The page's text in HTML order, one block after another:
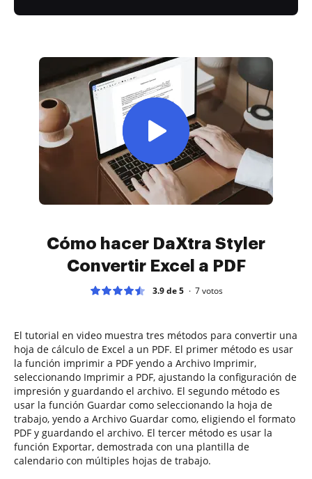
Cómo hacer DaXtra Styler
Convertir Excel a PDF
3.9 de 5 7votos
El tutorial en video muestra tres métodos para convertir una
hoja de cálculo de Excel a un PDF. El primer método es usar
la función imprimir a PDF yendo a Archivo Imprimir,
seleccionando Imprimir a PDF, ajustando la configuración de
impresión y guardando el archivo. El segundo método es
usar la función Guardar como seleccionando la hoja de
trabajo, yendo a Archivo Guardar como, eligiendo el formato
PDF y guardando el archivo. El tercer método es usar la
función Exportar, demostrada con una plantilla de
calendario con múltiples hojas de trabajo.